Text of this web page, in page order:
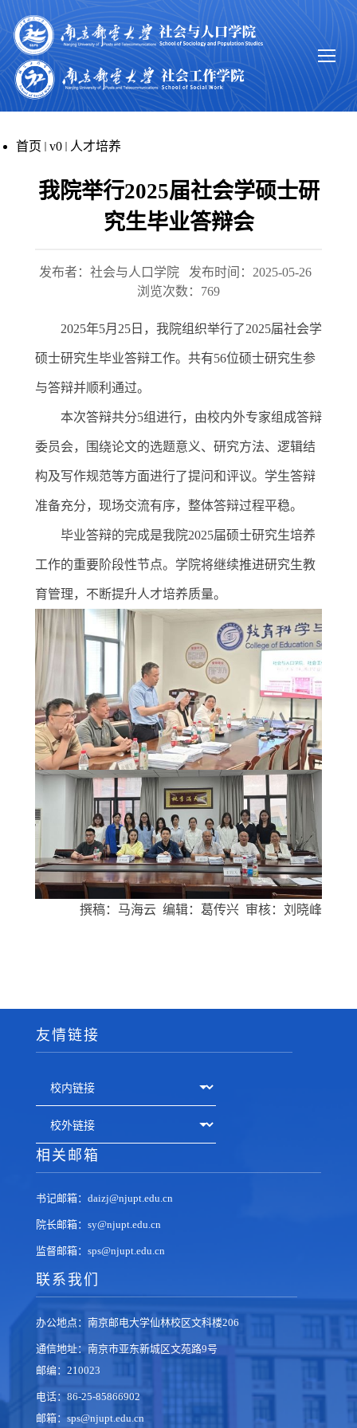
首页 v0 人才培养
我院举行2025届社会学硕士研
究生毕业答辩会
发布者：社会与人口学院
发布时间：2025-05-26
浏览次数： 769
2025年5月 25 日，我院组织举行了2025届社会学
硕士研究生毕业答辩工作。共有56位硕士研究生参
与答辩并顺利通过。
本次答辩共分5组进行，由校内外专家组成答辩
委员会，围绕论文的选题意义、研究方法、逻辑结
构及写作规范等方面进行了提问和评议。学生答辩
准备充分，现场交流有序，整体答辩过程平稳。
毕业答辩的完成是我院2025届硕士研究生培养
工作的重要阶段性节点。学院将继续推进研究生教
育管理，不断提升人才培养质量。
撰稿：马海云 编辑：葛传兴 审核：刘晓峰
友情链接
相关邮箱
书记邮箱：daizj@njupt.edu.cn
院长邮箱：sy@njupt.edu.cn
监督邮箱：sps@njupt.edu.cn
联系我们
办公地点：南京邮电大学仙林校区文科楼206
通信地址：南京市亚东新城区文苑路9号
邮编：210023
电话：86-25-85866902
邮箱：sps@njupt.edu.cn